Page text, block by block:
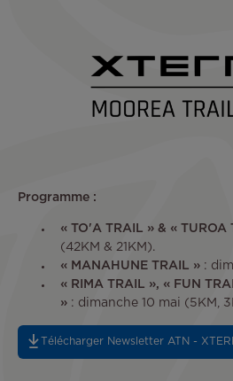
Programme :
« TO'A TRAIL » & « TUROA
(42KM & 21KM).
« MANAHUNE TRAIL » :
« RIMA TRAIL », « FUN
» : dimanche 10 mai (5KM,
Télécharger Newsletter ATN -